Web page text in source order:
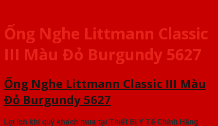
Ống Nghe Littmann Classic
III Màu Đỏ Burgundy 5627
Ống Nghe Littmann Classic III Màu
Đỏ Burgundy 5627
Lợi ích khi quý khách mua tại Thiết Bị Y Tế Chính Hãng